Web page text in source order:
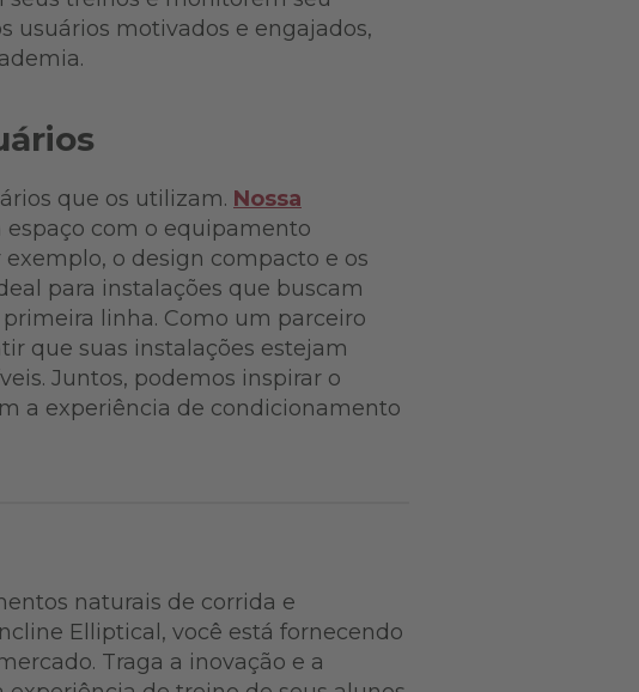
usuários motivados e engajados,
que os utilizam. Nossa
com o equipamento
o design compacto e os
para instalações que buscam
linha. Como um parceiro
que suas instalações estejam
Juntos, podemos inspirar o
a experiência de condicionamento
naturais de corrida e
Elliptical, você está fornecendo
Traga a inovação e a